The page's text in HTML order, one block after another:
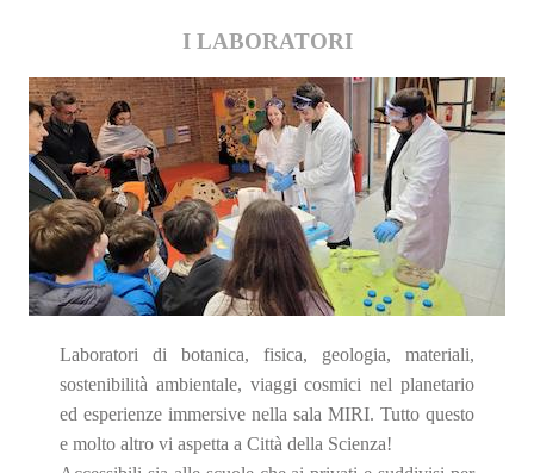
I LABORATORI
Laboratori di botanica, fisica, geologia, materiali,
sostenibilità ambientale, viaggi cosmici nel planetario
ed esperienze immersive nella sala MIRI. Tutto questo
e molto altro vi aspetta a Città della Scienza!